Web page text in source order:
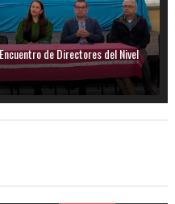
de Directores del Nivel